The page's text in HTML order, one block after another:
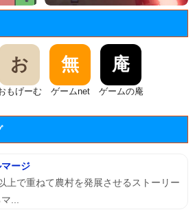
お
もげーむ
無
ゲームnet
庵
ゲームの庵
マージ
上で重ねて農村を発展させるストーリー
...